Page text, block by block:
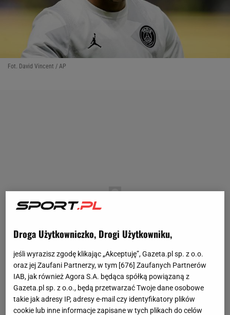
Fot. David Vincent / AP
Droga Użytkowniczko, Drogi Użytkowniku,
jeśli wyrazisz zgodę klikając „Akceptuję”, Gazeta.pl sp. z o.o.
oraz jej Zaufani Partnerzy, w tym [676] Zaufanych Partnerów
IAB, jak również Agora S.A. będąca spółką powiązaną z
Gazeta.pl sp. z o.o., będą przetwarzać Twoje dane osobowe
takie jak adresy IP, adresy e-mail czy identyfikatory plików
cookie lub inne informacje zapisane w tych plikach do celów